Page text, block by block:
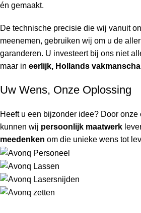
én gemaakt.
De technische precisie die wij vanuit
meenemen, gebruiken wij om u de
garanderen. U investeert bij ons niet
maar in eerlijk, Hollands
Uw Wens, Onze Oplossing
Heeft u een bijzonder idee? Door onze
kunnen wij persoonlijk maatwerk
meedenken om die unieke wens tot